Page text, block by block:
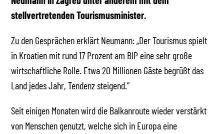
stellvertretenden Tourismusminister.
Zu den Gesprächen erklärt Neumann: „Der Tourismus spielt
in Kroatien mit rund 17 Prozent am BIP eine sehr große
wirtschaftliche Rolle. Etwa 20 Millionen Gäste begrüßt das
Land jedes Jahr, Tendenz steigend.“
Seit einigen Monaten wird die Balkanroute wieder verstärkt
von Menschen genutzt, welche sich in Europa eine